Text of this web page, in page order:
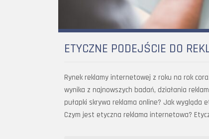
ETYCZNE PODEJŚCIE DO
Rynek reklamy internetowej z roku na rok
wynika z najnowszych badań, działania
pułapki skrywa reklama online? Jak wygląda
Czym jest etyczna reklama internetowa?